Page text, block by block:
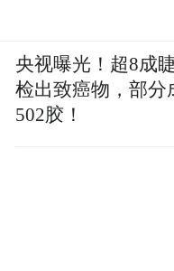
央视曝光！超8成
检出致癌物，部分
502胶！